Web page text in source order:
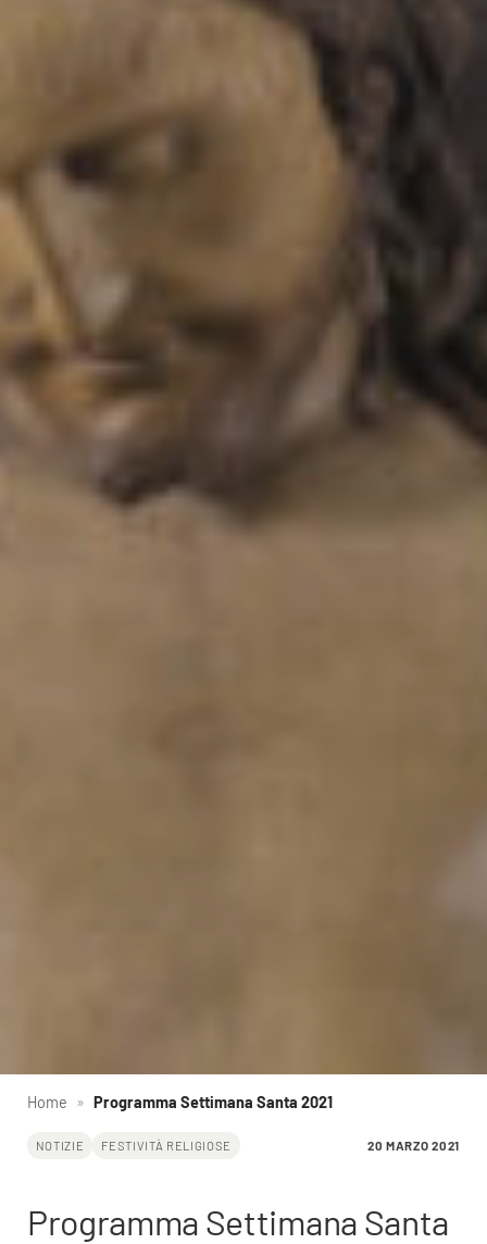
Home » Programma Settimana Santa 2021
NOTIZIE FESTIVITÀ RELIGIOSE 20 MARZO 2021
Programma Settimana Santa